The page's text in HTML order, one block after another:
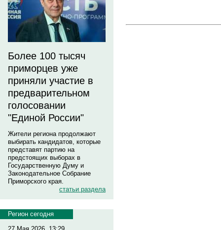
Более 100 тысяч
приморцев уже
приняли участие в
предварительном
голосовании
"Единой России"
Жители региона продолжают
выбирать кандидатов, которые
представят партию на
предстоящих выборах в
Государственную Думу и
Законодательное Собрание
Приморского края.
статьи раздела
Регион сегодня